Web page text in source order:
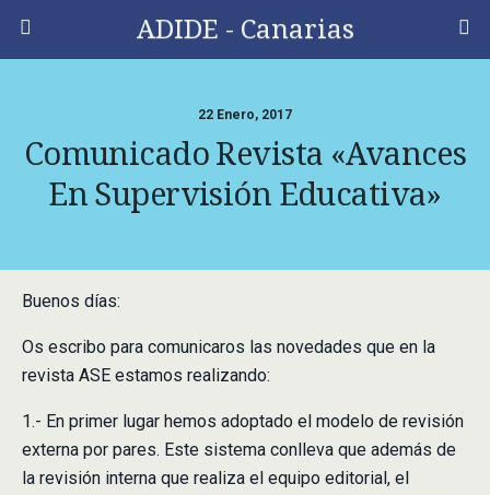
ADIDE - Canarias
22 Enero, 2017
Comunicado Revista «Avances
En Supervisión Educativa»
Buenos días:
Os escribo para comunicaros las novedades que en la
revista ASE estamos realizando:
1.- En primer lugar hemos adoptado el modelo de revisión
externa por pares. Este sistema conlleva que además de
la revisión interna que realiza el equipo editorial, el